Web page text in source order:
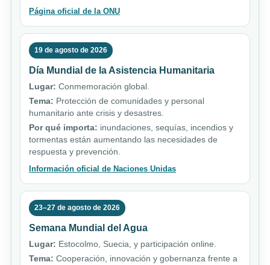
Página oficial de la ONU
19 de agosto de 2026
Día Mundial de la Asistencia Humanitaria
Lugar: Conmemoración global.
Tema: Protección de comunidades y personal
humanitario ante crisis y desastres.
Por qué importa: inundaciones, sequías, incendios y
tormentas están aumentando las necesidades de
respuesta y prevención.
Información oficial de Naciones Unidas
23–27 de agosto de 2026
Semana Mundial del Agua
Lugar: Estocolmo, Suecia, y participación online.
Tema: Cooperación, innovación y gobernanza frente a